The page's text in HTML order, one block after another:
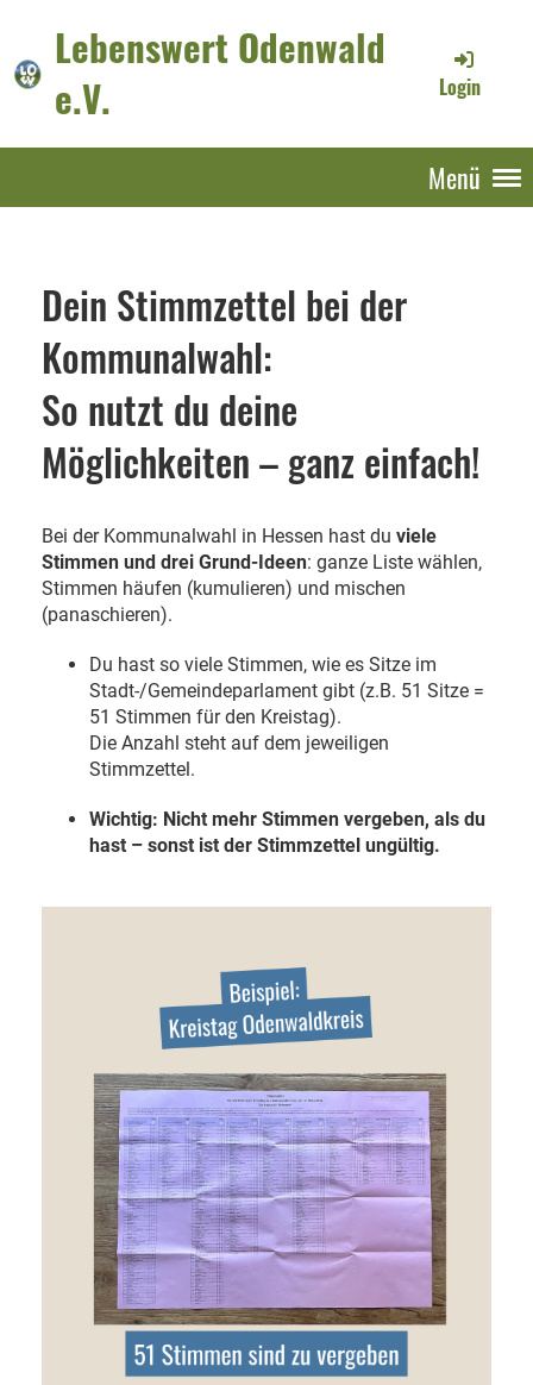
Lebenswert Odenwald
e.V.
Login
Menü
Dein Stimmzettel bei der
Kommunalwahl:
So nutzt du deine
Möglichkeiten – ganz einfach!
Bei der Kommunalwahl in Hessen hast du viele
Stimmen und drei Grund-Ideen: ganze Liste wählen,
Stimmen häufen (kumulieren) und mischen
(panaschieren).
Du hast so viele Stimmen, wie es Sitze im
Stadt-/Gemeindeparlament gibt (z.B. 51 Sitze =
51 Stimmen für den Kreistag).
Die Anzahl steht auf dem jeweiligen
Stimmzettel.
Wichtig: Nicht mehr Stimmen vergeben, als du
hast – sonst ist der Stimmzettel ungültig.